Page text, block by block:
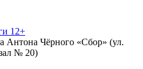
12+
Антона Чёрного «Сбор» (ул.
№ 20)